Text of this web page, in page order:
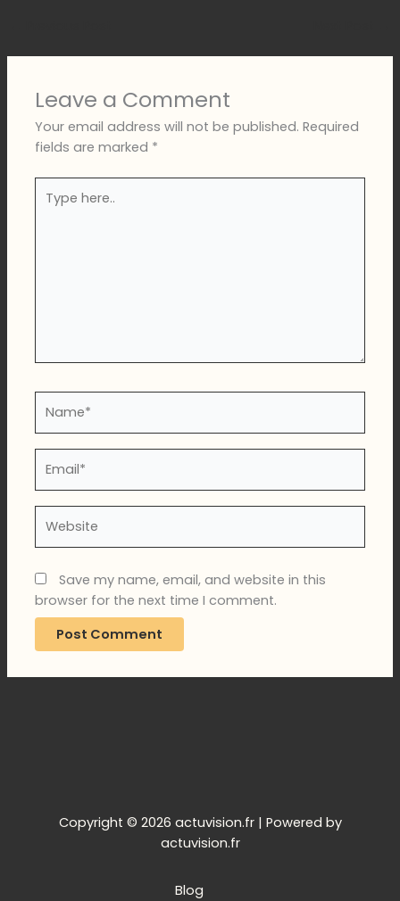
Leave a Comment
Your email address will not be published. Required
fields are marked *
here..
Save my name, email, and website in this
browser for the next time I comment.
Copyright © 2026 actuvision.fr | Powered by
actuvision.fr
Blog